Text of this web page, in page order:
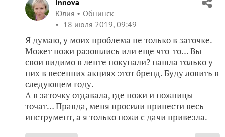
Innova
Юлия
Обнинск
18 июля 2019, 09:49
Я думаю, у моих проблема не только в заточке.
Может ножи разошлись или еще что-то… Вы
свои видимо в ленте покупали? нашла только у
них в весенних акциях этот бренд. Буду ловить в
следующем году.
А в заточку отдавала, где ножи и ножницы
точат… Правда, меня просили принести весь
инструмент, а я только ножи с дачи привезла.